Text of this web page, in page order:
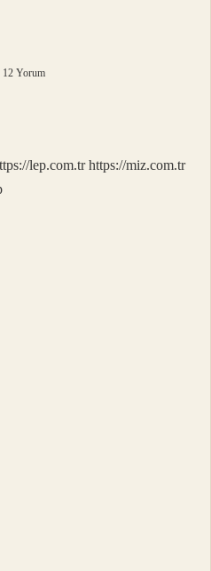
12 Yorum
lep.com.tr https://miz.com.tr